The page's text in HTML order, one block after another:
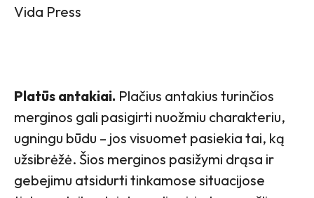
Vida Press
Platūs antakiai. Plačius antakius turinčios
merginos gali pasigirti nuožmiu charakteriu,
ugningu būdu – jos visuomet pasiekia tai, ką
užsibrėžė. Šios merginos pasižymi drąsa ir
gebejimu atsidurti tinkamose situacijose